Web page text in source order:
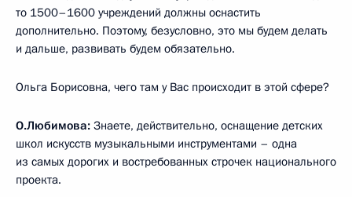
то 1500–1600 учреждений должны оснастить
дополнительно. Поэтому, безусловно, это мы будем делать
и дальше, развивать будем обязательно.
Ольга Борисовна, чего там у Вас происходит в этой сфере?
О.Любимова: Знаете, действительно, оснащение детских
школ искусств музыкальными инструментами – одна
из самых дорогих и востребованных строчек национального
проекта.